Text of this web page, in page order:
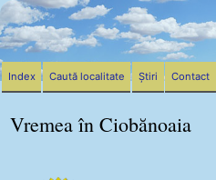
Vremea în Ciobănoaia
Index Caută localitate Știri Contact